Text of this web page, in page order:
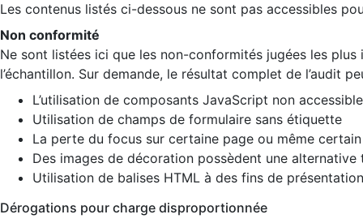
Les contenus listés ci-dessous ne sont pas accessibles
Non conformité
Ne sont listées ici que les non-conformités jugées les
l’échantillon. Sur demande, le résultat complet de l’audit
L’utilisation de composants JavaScript non
Utilisation de champs de formulaire sans étiquette
La perte du focus sur certaine page ou même
Des images de décoration possèdent une alternative
Utilisation de balises HTML à des fins de
Dérogations pour charge disproportionnée